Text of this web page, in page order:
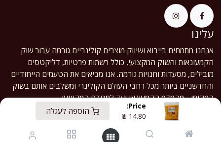
Price:
14.80
₪ הוספה לעגלה
עלינו
אנחנו מתמחים בייבוא ושיווק מוצרים קולינריים גורמה עבור שוק
הקמעונאות והשוק המקצועי, כולל רשתות פרטיות, דליקטסים
מובילים, מסעדות וחנויות גורמה. אנו מביאים את הטעמים הייחודיים
והחדשניים ביותר מכל רחבי העולם הקולינרי ומשלבים אותם בשוק
המקומי - מהמדף הקמעונאי ועד למטבח המקצועי.
Copyright © Jeremy Gourmet Ltd.
English (US)